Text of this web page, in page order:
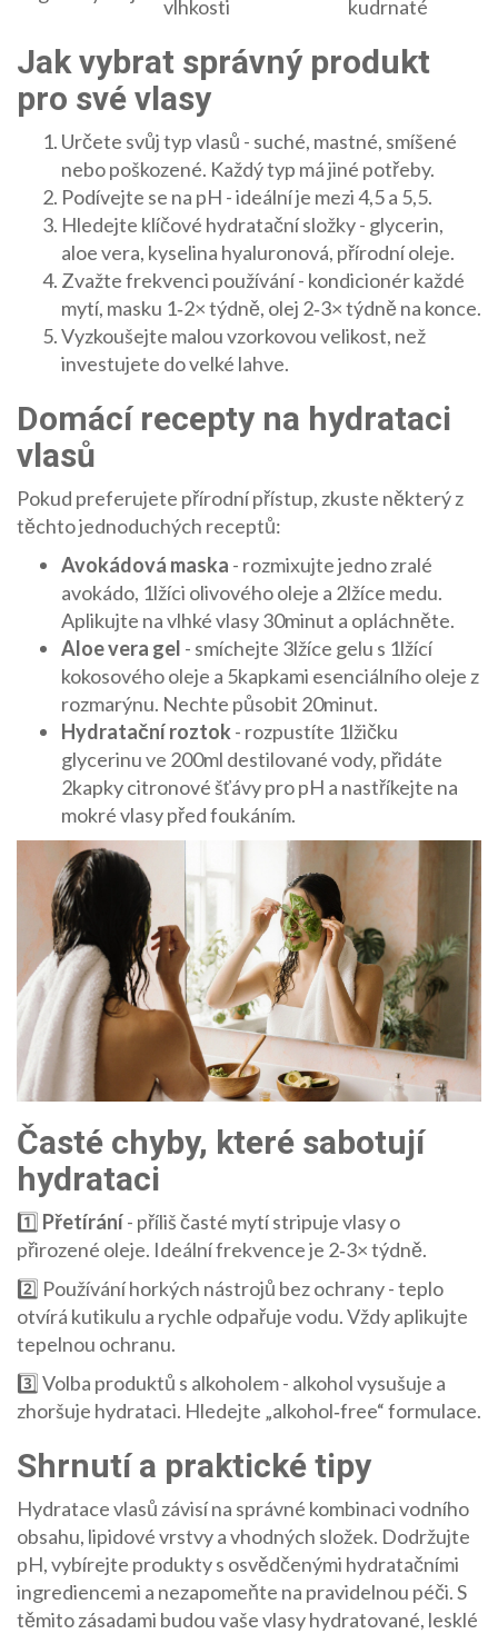
vlhkosti kudrnaté
Jak vybrat správný produkt
pro své vlasy
Určete svůj typ vlasů - suché, mastné, smíšené
nebo poškozené. Každý typ má jiné potřeby.
Podívejte se na pH - ideální je mezi 4,5 a 5,5.
Hledejte klíčové hydratační složky - glycerin,
aloe vera, kyselina hyaluronová, přírodní oleje.
Zvažte frekvenci používání - kondicionér každé
mytí, masku 1‑2× týdně, olej 2‑3× týdně na konce.
Vyzkoušejte malou vzorkovou velikost, než
investujete do velké lahve.
Domácí recepty na hydrataci
vlasů
Pokud preferujete přírodní přístup, zkuste některý z
těchto jednoduchých receptů:
Avokádová maska - rozmixujte jedno zralé
avokádo, 1lžíci olivového oleje a 2lžíce medu.
Aplikujte na vlhké vlasy 30minut a opláchněte.
Aloe vera gel - smíchejte 3lžíce gelu s 1lžící
kokosového oleje a 5kapkami esenciálního oleje z
rozmarýnu. Nechte působit 20minut.
Hydratační roztok - rozpustíte 1lžičku
glycerinu ve 200ml destilované vody, přidáte
2kapky citronové šťávy pro pH a nastříkejte na
mokré vlasy před foukáním.
Časté chyby, které sabotují
hydrataci
1️⃣ Přetírání- příliš časté mytí stripuje vlasy o
přirozené oleje. Ideální frekvence je 2‑3× týdně.
2️⃣ Používání horkých nástrojů bez ochrany - teplo
otvírá kutikulu a rychle odpařuje vodu. Vždy aplikujte
tepelnou ochranu.
3️⃣ Volba produktů s alkoholem - alkohol vysušuje a
zhoršuje hydrataci. Hledejte „alkohol‑free“ formulace.
Shrnutí a praktické tipy
Hydratace vlasů závisí na správné kombinaci vodního
obsahu, lipidové vrstvy a vhodných složek. Dodržujte
pH, vybírejte produkty s osvědčenými hydratačními
ingrediencemi a nezapomeňte na pravidelnou péči. S
těmito zásadami budou vaše vlasy hydratované, lesklé